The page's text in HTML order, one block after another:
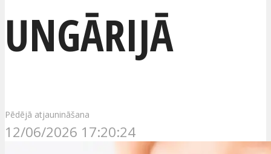
UNGĀRIJĀ
Pēdējā atjaunināšana
12/06/2026 17:20:24